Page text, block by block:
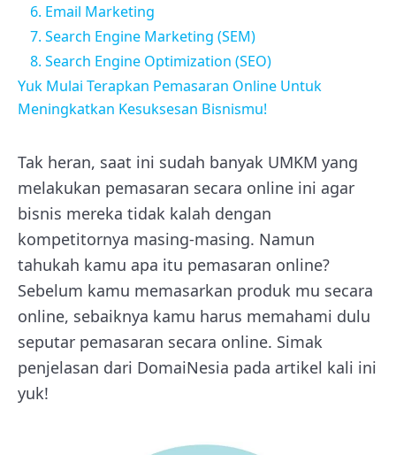
6. Email Marketing
7. Search Engine Marketing (SEM)
8. Search Engine Optimization (SEO)
Yuk Mulai Terapkan Pemasaran Online Untuk
Meningkatkan Kesuksesan Bisnismu!
Tak heran, saat ini sudah banyak UMKM yang
melakukan pemasaran secara online ini agar
bisnis mereka tidak kalah dengan
kompetitornya masing-masing. Namun
tahukah kamu apa itu pemasaran online?
Sebelum kamu memasarkan produk mu secara
online, sebaiknya kamu harus memahami dulu
seputar pemasaran secara online. Simak
penjelasan dari DomaiNesia pada artikel kali ini
yuk!